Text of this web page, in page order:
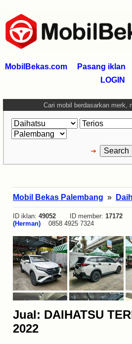
MobilBekas.com Pasang iklan
LOGIN
Cari mobil berdasarkan merk,
Mobil Bekas Palembang »
ID iklan: 49052 ID member: 17172
(Herman)
0858 4925 7324
Jual: DAIHATSU
2022